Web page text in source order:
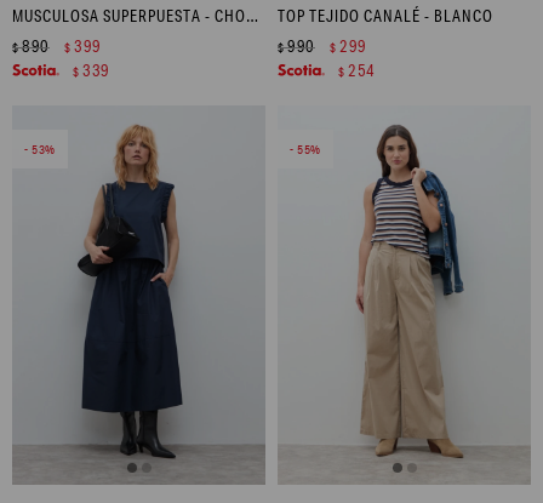
MUSCULOSA SUPERPUESTA - CHOCOLATE
$890 $ 399
$ 339
TOP TEJIDO CANALÉ - BLANCO
$990 $ 299
$ 254
53 55